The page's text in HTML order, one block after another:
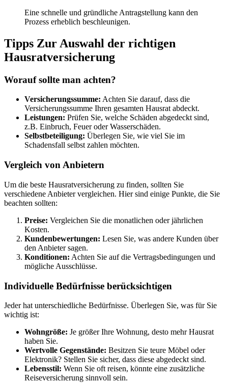
Eine schnelle und gründliche Antragstellung kann den
Prozess erheblich beschleunigen.
Tipps Zur Auswahl der richtigen
Hausratversicherung
Worauf sollte man achten?
Versicherungssumme: Achten Sie darauf, dass die
Versicherungssumme Ihren gesamten Hausrat abdeckt.
Leistungen: Prüfen Sie, welche Schäden abgedeckt sind,
z.B. Einbruch, Feuer oder Wasserschäden.
Selbstbeteiligung: Überlegen Sie, wie viel Sie im
Schadensfall selbst zahlen möchten.
Vergleich von Anbietern
Um die beste Hausratversicherung zu finden, sollten Sie
verschiedene Anbieter vergleichen. Hier sind einige Punkte, die Sie
beachten sollten:
Preise: Vergleichen Sie die monatlichen oder jährlichen
Kosten.
Kundenbewertungen: Lesen Sie, was andere Kunden über
den Anbieter sagen.
Konditionen: Achten Sie auf die Vertragsbedingungen und
mögliche Ausschlüsse.
Individuelle Bedürfnisse berücksichtigen
Jeder hat unterschiedliche Bedürfnisse. Überlegen Sie, was für Sie
wichtig ist:
Wohngröße: Je größer Ihre Wohnung, desto mehr Hausrat
haben Sie.
Wertvolle Gegenstände: Besitzen Sie teure Möbel oder
Elektronik? Stellen Sie sicher, dass diese abgedeckt sind.
Lebensstil: Wenn Sie oft reisen, könnte eine zusätzliche
Reiseversicherung sinnvoll sein.